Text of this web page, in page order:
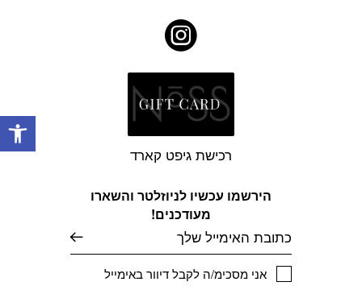
הירשמו עכשיו לניוזלטר והשארו
מעודכנים!
אני מסכימ/ה לקבל דיוור באימייל
רכישת גיפט קארד